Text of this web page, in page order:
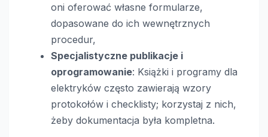
oni oferować własne formularze,
dopasowane do ich wewnętrznych
procedur,
Specjalistyczne publikacje i
oprogramowanie: Książki i programy dla
elektryków często zawierają wzory
protokołów i checklisty; korzystaj z nich,
żeby dokumentacja była kompletna.